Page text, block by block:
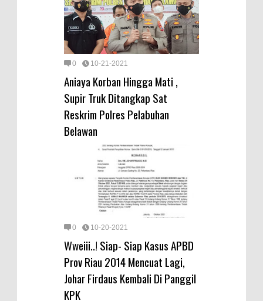
0 10-21-2021
Aniaya Korban Hingga Mati ,
Supir Truk Ditangkap Sat
Reskrim Polres Pelabuhan
Belawan
0 10-20-2021
Wweiii..! Siap- Siap Kasus APBD
Prov Riau 2014 Mencuat Lagi,
Johar Firdaus Kembali Di Panggil
KPK